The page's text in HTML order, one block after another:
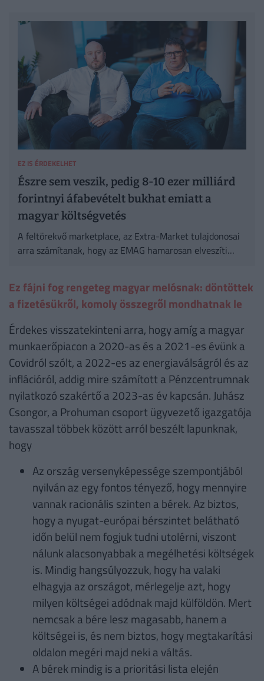
EZ IS ÉRDEKELHET
Észre sem veszik, pedig 8-10 ezer milliárd
forintnyi áfabevételt bukhat emiatt a
magyar költségvetés
A feltörekvő marketplace, az Extra-Market tulajdonosai
arra számítanak, hogy az EMAG hamarosan elveszíti
Ez fájni fog rengeteg magyar melósnak: döntöttek
a fizetésükről, komoly összegről mondhatnak le
Érdekes visszatekinteni arra, hogy amíg a magyar
munkaerőpiacon a 2020-as és a 2021-es évünk a
Covidról szólt, a 2022-es az energiaválságról és az
inflációról, addig mire számított a Pénzcentrumnak
nyilatkozó szakértő a 2023-as év kapcsán. Juhász
Csongor, a Prohuman csoport ügyvezető igazgatója
tavasszal többek között arról beszélt lapunknak,
hogy
Az ország versenyképessége szempontjából
nyilván az egy fontos tényező, hogy mennyire
vannak racionális szinten a bérek. Az biztos,
hogy a nyugat-európai bérszintet belátható
időn belül nem fogjuk tudni utolérni, viszont
nálunk alacsonyabbak a megélhetési költségek
is. Mindig hangsúlyozzuk, hogy ha valaki
elhagyja az országot, mérlegelje azt, hogy
milyen költségei adódnak majd külföldön. Mert
nemcsak a bére lesz magasabb, hanem a
költségei is, és nem biztos, hogy megtakarítási
oldalon megéri majd neki a váltás.
A bérek mindig is a prioritási lista elején